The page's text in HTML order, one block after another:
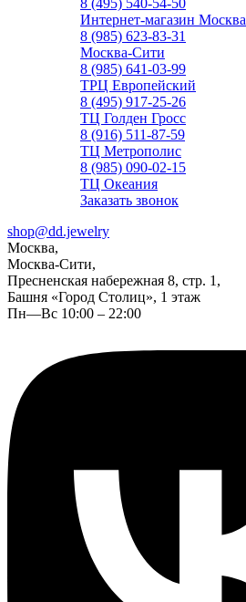
8 (495) 540-54-50
Интернет-магазин Москва
8 (985) 623-83-31
Москва-Сити
8 (985) 641-03-99
ТРЦ Европейский
8 (495) 917-25-26
ТЦ Голден Гросс
8 (916) 511-87-59
ТЦ Метрополис
8 (985) 090-02-15
ТЦ Океания
Заказать звонок
shop@dd.jewelry
Москва,
Москва-Сити,
Пресненская набережная 8, стр. 1,
Башня «Город Столиц», 1 этаж
Пн—Вс 10:00 – 22:00